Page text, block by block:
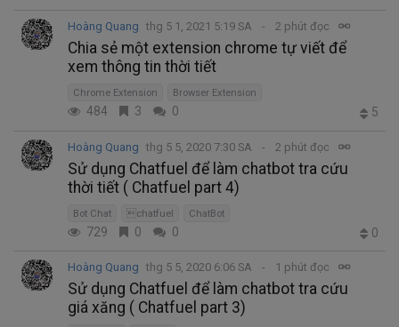
Hoàng Quang thg 5 1, 2021 5:19 SA 2 phút đọc
Chia sẻ một extension chrome tự viết để
xem thông tin thời tiết
Chrome Extension Browser Extension
484 3 0 5
Hoàng Quang thg 5 5, 2020 7:30 SA 2 phút đọc
Sử dụng Chatfuel để làm chatbot tra cứu
thời tiết ( Chatfuel part 4)
Bot Chat chatfuel ChatBot
729 0 0 0
Hoàng Quang thg 5 5, 2020 6:06 SA 1 phút đọc
Sử dụng Chatfuel để làm chatbot tra cứu
giá xăng ( Chatfuel part 3)